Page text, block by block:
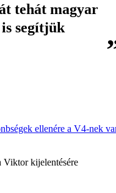
tehát magyar
segítjük
ellenére a V4-nek
Viktor kijelentésére